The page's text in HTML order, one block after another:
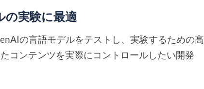
の実験に最適
の言語モデルをテストし、実験するための高
コンテンツを実際にコントロールしたい開発